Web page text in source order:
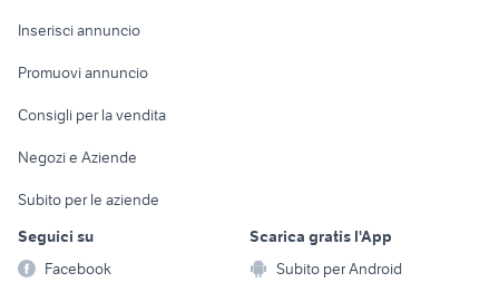
Console e
Fotografia
Telefonia
Biciclette
Inserisci annuncio
Promuovi annuncio
Consigli per la vendita
Negozi e Aziende
Subito per le aziende
Seguici su
Facebook
Scarica gratis l'App
Subito per Android